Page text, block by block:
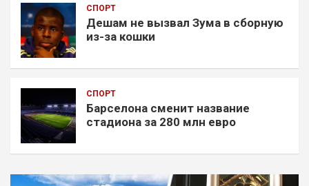
СПОРТ
Дешам не вызвал Зума в сборную
из-за кошки
СПОРТ
Барселона сменит название
стадиона за 280 млн евро